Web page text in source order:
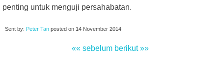
penting untuk menguji persahabatan.
Sent by: Peter Tan posted on 14 November 2014
«« sebelum berikut »»